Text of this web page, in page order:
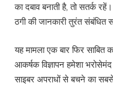
का दबाव बनाती है, तो सतर्क
ठगी की जानकारी तुरंत संबंधित
यह मामला एक बार फिर साबित
आकर्षक विज्ञापन हमेशा
साइबर अपराधों से बचने का सबसे